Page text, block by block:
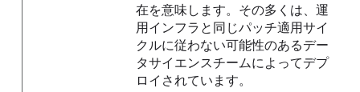
在を意味します。その多くは、運
用インフラと同じパッチ適用サイ
クルに従わない可能性のあるデー
タサイエンスチームによってデプ
ロイされています。